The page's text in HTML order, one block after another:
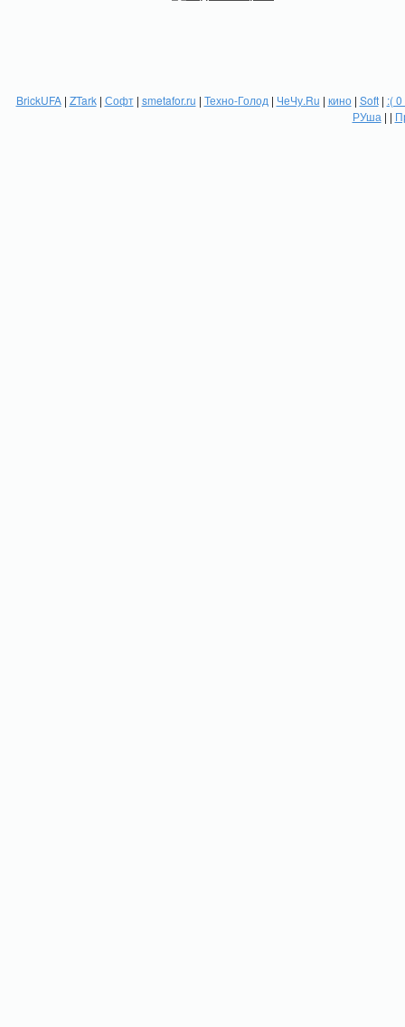
BrickUFA| ZTark| Софт| smetafor.ru | Техно-Голод | ЧеЧу.Ru | кино| Soft| :(
РУша | |